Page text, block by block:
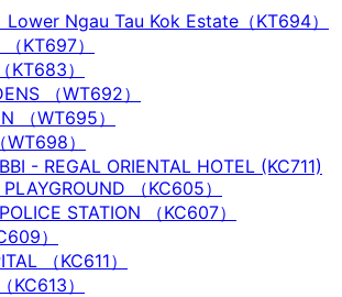
Ngau Tau Kok Estate（KT694）
KT697）
KT683）
（WT692）
（WT695）
）
- REGAL ORIENTAL HOTEL (KC711)
（KC605）
STATION （KC607）
）
（KC611）
KC613）